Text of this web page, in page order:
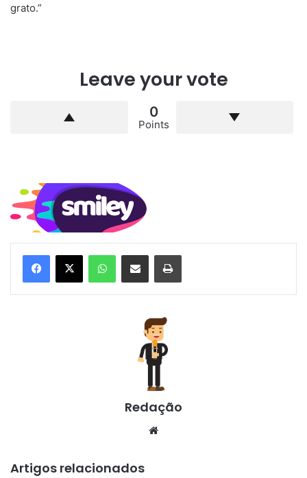
grato.”
Leave your vote
0
Points
WhatsApp
Compartilhar via e-mail Imprimir
Redação
Artigos relacionados